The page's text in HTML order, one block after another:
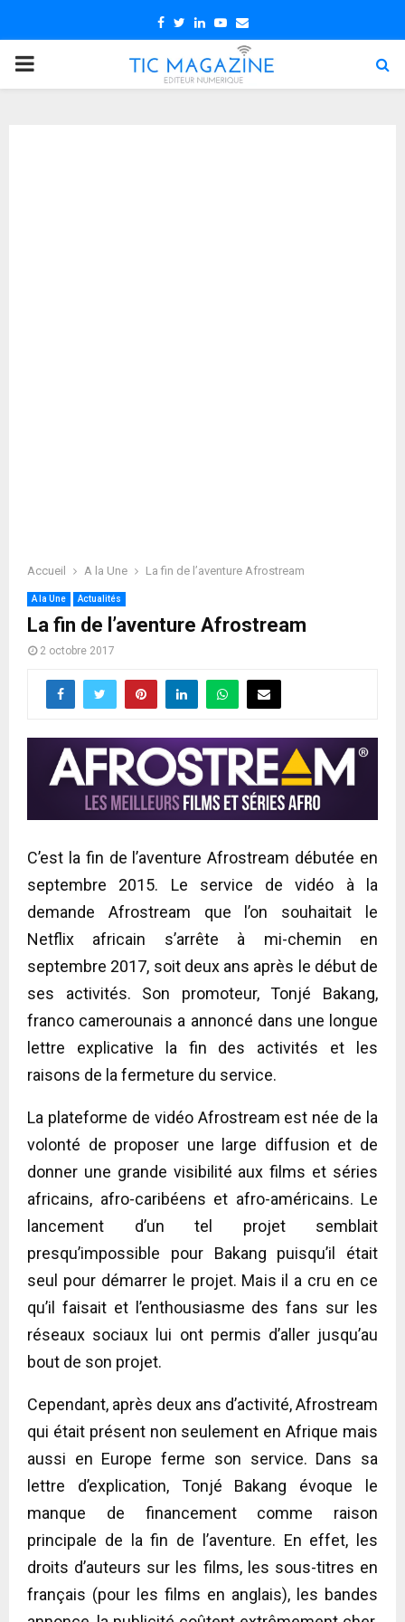
Facebook
TwitterLinkedin
Youtube
Email
PRIMARY
Accueil A la Une La fin de l’aventure Afrostream
A la Une Actualités
La fin de l’aventure Afrostream
2 octobre 2017
C’est la fin de l’aventure Afrostream débutée en
septembre 2015. Le service de vidéo à la
demande Afrostream que l’on souhaitait le
Netflix africain s’arrête à mi-chemin en
septembre 2017, soit deux ans après le début de
ses activités. Son promoteur, Tonjé Bakang,
franco camerounais a annoncé dans une longue
lettre explicative la fin des activités et les
raisons de la fermeture du service.
La plateforme de vidéo Afrostream est née de la
volonté de proposer une large diffusion et de
donner une grande visibilité aux films et séries
africains, afro-caribéens et afro-américains. Le
lancement d’un tel projet semblait
presqu’impossible pour Bakang puisqu’il était
seul pour démarrer le projet. Mais il a cru en ce
qu’il faisait et l’enthousiasme des fans sur les
réseaux sociaux lui ont permis d’aller jusqu’au
bout de son projet.
Cependant, après deux ans d’activité, Afrostream
qui était présent non seulement en Afrique mais
aussi en Europe ferme son service. Dans sa
lettre d’explication, Tonjé Bakang évoque le
manque de financement comme raison
principale de la fin de l’aventure. En effet, les
droits d’auteurs sur les films, les sous-titres en
français (pour les films en anglais), les bandes